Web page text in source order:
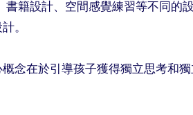
籍設計、空間感覺練習等不同的設
。
念在於引導孩子獲得獨立思考和